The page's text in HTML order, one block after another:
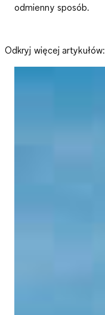
odmienny sposób.
Odkryj więcej artykułów: